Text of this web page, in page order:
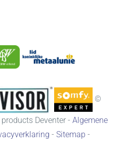
©
Deventer - Algemene
- Sitemap -